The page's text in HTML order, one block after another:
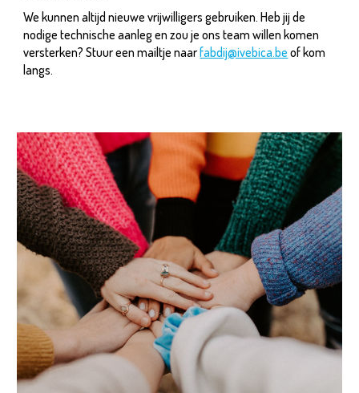
We kunnen altijd nieuwe vrijwilligers gebruiken. Heb jij de
nodige technische aanleg en zou je ons team willen komen
versterken? Stuur een mailtje naarfabdij@ivebica.be of kom
langs.